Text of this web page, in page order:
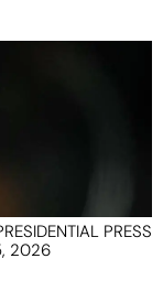
PRESS
2026